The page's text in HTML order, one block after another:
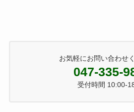
お気軽にお問い合わせ
047-335-
受付時間 10:00-